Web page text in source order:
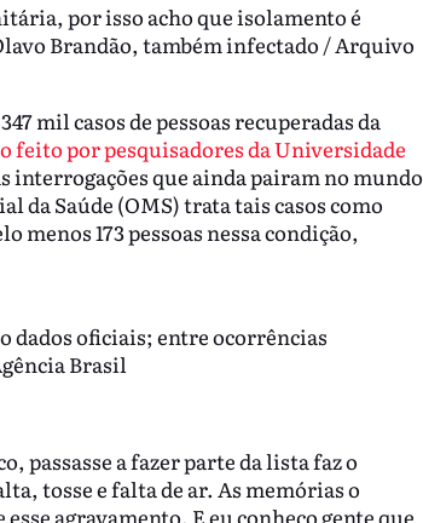
por isso acho que isolamento é
Brandão, também infectado / Arquivo
mil casos de pessoas recuperadas da
feito por pesquisadores da Universidade
interrogações que ainda pairam no mundo
da Saúde (OMS) trata tais casos como
menos 173 pessoas nessa condição,
dados oficiais; entre ocorrências
Brasil
passasse a fazer parte da lista faz o
tosse e falta de ar. As memórias o
agravamento. E eu conheço gente que